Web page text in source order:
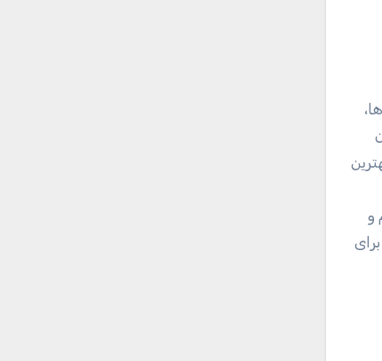
و